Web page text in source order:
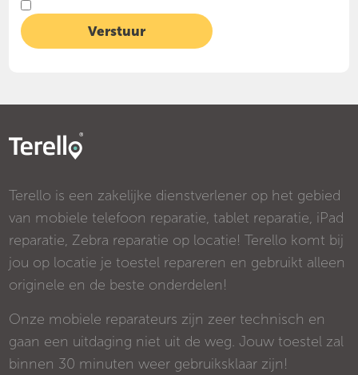
Terello is een zakelijke dienstverlener op het gebied
van mobiele telefoon reparatie, tablet reparatie, iPad
reparatie, Zebra reparatie op locatie! Terello komt bij
jou op locatie je toestel repareren en gebruikt alleen
originele en de beste onderdelen!
Onze mobiele reparateurs zijn zeer technisch en
gaan een uitdaging niet uit de weg. Jouw toestel zal
binnen 30 minuten weer gebruiksklaar zijn!